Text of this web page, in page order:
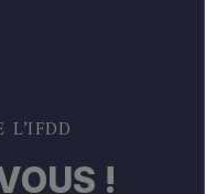
L’IFDD
!